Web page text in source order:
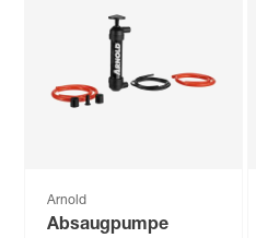
Arnold
Absaugpumpe